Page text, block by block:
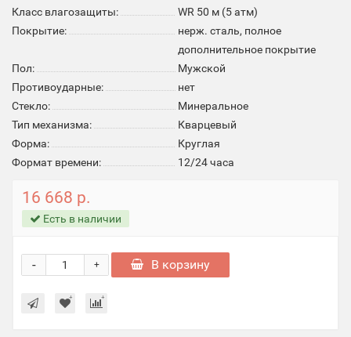
Класс влагозащиты:
WR 50 м (5 атм)
Покрытие:
нерж. сталь, полное
дополнительное покрытие
Пол:
Мужской
Противоударные:
нет
Стекло:
Минеральное
Тип механизма:
Кварцевый
Форма:
Круглая
Формат времени:
12/24 часа
16 668 р.
Есть в наличии
+
- В корзину